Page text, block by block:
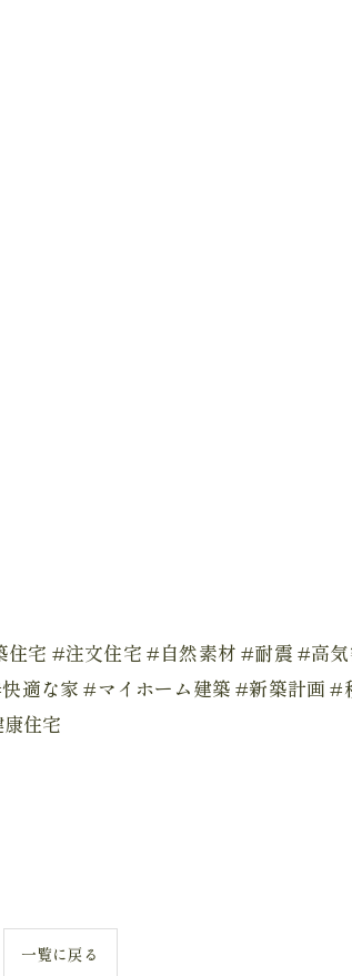
#注文住宅 #自然素材 #耐震 #高
な家 #マイホーム建築 #新築計画
住宅
一覧に戻る